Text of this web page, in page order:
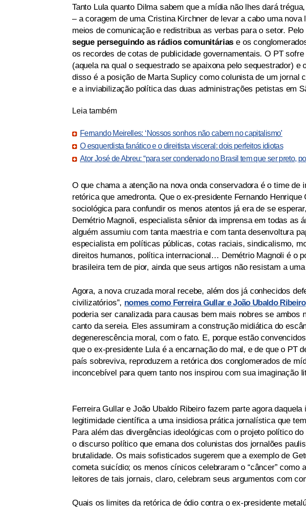
Tanto Lula quanto Dilma sabem que a mídia não lhes dará
– a coragem de uma Cristina Kirchner de levar a cabo uma
meios de comunicação e redistribua as verbas para o setor.
segue perseguindo as rádios comunitárias e os
os recordes de cotas de publicidade governamentais. O PT
(aquela na qual o sequestrado se apaixona pelo sequestrador) e
disso é a posição de Marta Suplicy como colunista de um jornal
e a inviabilização política das duas administrações petistas em
Leia também
Fernando Meirelles: ‘Nossos sonhos não cabem no capitalismo’
O esquerdista fanático e o direitista visceral: dois perfeitos idiotas
Ator José de Abreu: “para ser condenado no Brasil tem que ser preto,
O que chama a atenção na nova onda conservadora é o time de
retórica que amedronta. Que o ex-presidente Fernando
sociológica para confundir os menos atentos já era de se
Demétrio Magnoli, especialista sênior da imprensa em todas as
alguém assumiu com tanta maestria e com tanta desenvoltura
especialista em políticas públicas, cotas raciais, sindicalismo,
direitos humanos, política internacional… Demétrio Magnoli é o
brasileira tem de pior, ainda que seus artigos não resistam a
Agora, a nova cruzada moral recebe, além dos já conhecidos
civilizatórios”, nomes como Ferreira Gullar e João Ubaldo Ribeiro
poderia ser canalizada para causas bem mais nobres se ambos
canto da sereia. Eles assumiram a construção midiática do
degenerescência moral, com o fato. E, porque estão
que o ex-presidente Lula é a encarnação do mal, e de que o PT
país sobreviva, reproduzem a retórica dos conglomerados de
inconcebível para quem tanto nos inspirou com sua imaginação
Ferreira Gullar e João Ubaldo Ribeiro fazem parte agora
legitimidade científica a uma insidiosa prática jornalística que
Para além das divergências ideológicas com o projeto político
o discurso político que emana dos colunistas dos jornalões
brutalidade. Os mais sofisticados sugerem que a exemplo de
cometa suicídio; os menos cínicos celebraram o “câncer” como
leitores de tais jornais, claro, celebram seus argumentos com
Quais os limites da retórica de ódio contra o ex-presidente